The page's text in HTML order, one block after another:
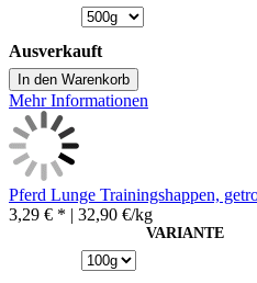
Ausverkauft
In den Warenkorb
Mehr Informationen
Pferd Lunge Trainingshappen,
3,29 € * | 32,90 €/kg
VARIANTE